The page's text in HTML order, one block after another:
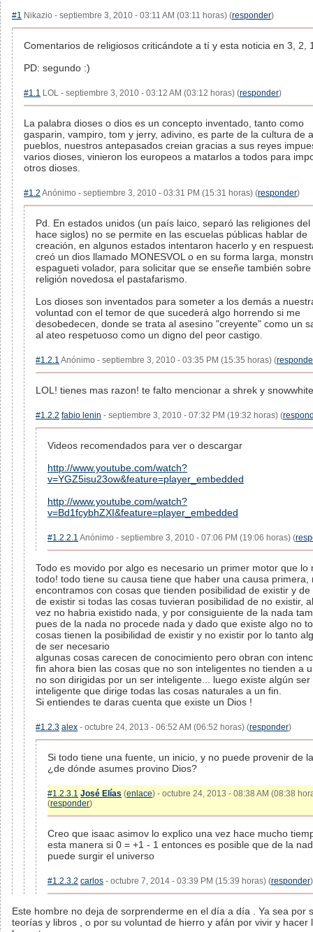
#1 Nikazio - septiembre 3, 2010 - 03:11 AM (03:11 horas) (responder)
Comentarios de religiosos criticándote a tí y esta noticia en 3, 2,
PD: segundo :)
#1.1 LOL - septiembre 3, 2010 - 03:12 AM (03:12 horas) (responder)
La palabra dioses o dios es un concepto inventado, tanto como
gasparin, vampiro, tom y jerry, adivino, es parte de la cultura de
pueblos, nuestros antepasados creian gracias a sus reyes
varios dioses, vinieron los europeos a matarlos a todos para
otros dioses.
#1.2 Anónimo - septiembre 3, 2010 - 03:31 PM (15:31 horas) (responder)
Pd. En estados unidos (un país laico, separó las religiones del
hace siglos) no se permite en las escuelas públicas hablar de
creación, en algunos estados intentaron hacerlo y en
creó un dios llamado MONESVOL o en su forma larga,
espagueti volador, para solicitar que se enseñe también sobre
religión novedosa el pastafarismo.
Los dioses son inventados para someter a los demás a
voluntad con el temor de que sucederá algo horrendo si me
desobedecen, donde se trata al asesino "creyente" como un
al ateo respetuoso como un digno del peor castigo.
#1.2.1 Anónimo - septiembre 3, 2010 - 03:35 PM (15:35 horas) (
LOL! tienes mas razon! te falto mencionar a shrek y
#1.2.2 fabio lenin - septiembre 3, 2010 - 07:32 PM (19:32 horas) (
Videos recomendados para ver o descargar
http://www.youtube.com/watch?
v=YGZ5isu23ow&feature=player_embedded
http://www.youtube.com/watch?
v=Bd1fcybhZXI&feature=player_embedded
#1.2.2.1 Anónimo - septiembre 3, 2010 - 07:06 PM (19:06 horas) (
Todo es movido por algo es necesario un primer motor que lo
todo! todo tiene su causa tiene que haber una causa primera,
encontramos con cosas que tienden posibilidad de existir y de
de existir si todas las cosas tuvieran posibilidad de no existir,
vez no habria existido nada, y por consiguiente de la nada
pues de la nada no procede nada y dado que existe algo no
cosas tienen la posibilidad de existir y no existir por lo tanto
de ser necesario
algunas cosas carecen de conocimiento pero obran con
fin ahora bien las cosas que no son inteligentes no tienden a
no son dirigidas por un ser inteligente... luego existe algún ser
inteligente que dirige todas las cosas naturales a un fin.
Si entiendes te daras cuenta que existe un Dios !
#1.2.3 alex - octubre 24, 2013 - 06:52 AM (06:52 horas) (responder)
Si todo tiene una fuente, un inicio, y no puede provenir de
¿de dónde asumes provino Dios?
#1.2.3.1 José Elías (enlace) - octubre 24, 2013 - 08:38 AM (08:38
(responder)
Creo que isaac asimov lo explico una vez hace mucho
esta manera si 0 = +1 - 1 entonces es posible que de la
puede surgir el universo
#1.2.3.2 carlos - octubre 7, 2014 - 03:39 PM (15:39 horas) (responder)
Este hombre no deja de sorprenderme en el día a día . Ya sea por
teorías y libros , o por su voluntad de hierro y afán por vivir y hacer